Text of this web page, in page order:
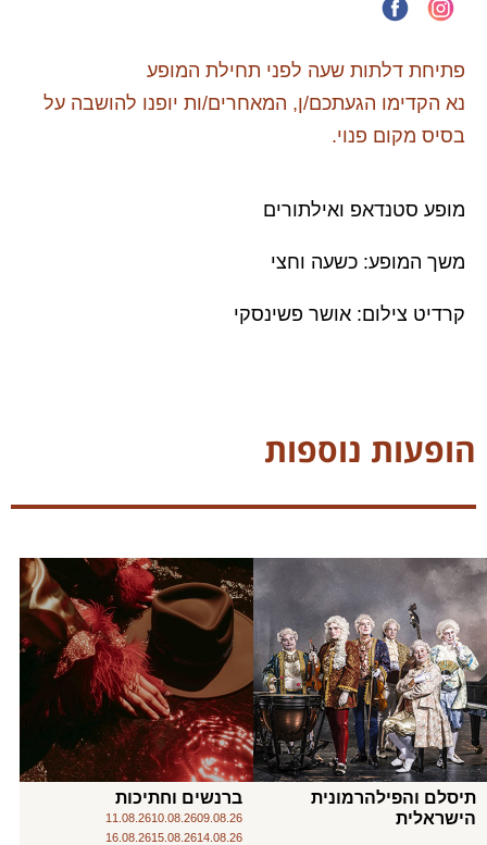
פתיחת דלתות שעה לפני תחילת המופע
נא הקדימו הגעתכם/ן, המאחרים/ות יופנו להושבה על
בסיס מקום פנוי.
מופע סטנדאפ ואילתורים
משך המופע: כשעה וחצי
קרדיט צילום: אושר פשינסקי
הופעות נוספות
תיסלם והפילהרמונית
הישראלית
ברנשים וחתיכות
09.08.26
10.08.26
11.08.26
14.08.26
15.08.26
16.08.26